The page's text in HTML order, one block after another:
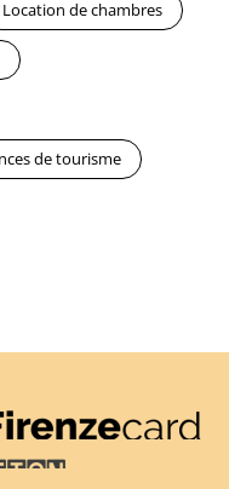
Location de chambres
de tourisme
Firenze Card